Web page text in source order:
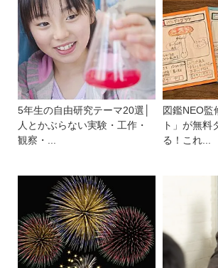
5年生の自由研究テーマ20選│
人とかぶらない実験・工作・
観察・...
図鑑NEO監
ト」が無料
る！これ...